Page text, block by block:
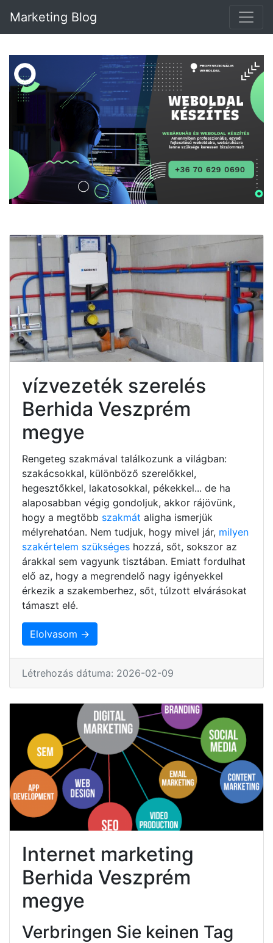
Marketing Blog
vízvezeték szerelés
Berhida Veszprém
megye
Rengeteg szakmával találkozunk a világban:
szakácsokkal, különböző szerelőkkel,
hegesztőkkel, lakatosokkal, pékekkel... de ha
alaposabban végig gondoljuk, akkor rájövünk,
hogy a megtöbb szakmát aligha ismerjük
mélyrehatóan. Nem tudjuk, hogy mivel jár, milyen
szakértelem szükséges hozzá, sőt, sokszor az
árakkal sem vagyunk tisztában. Emiatt fordulhat
elő az, hogy a megrendelő nagy igényekkel
érkezik a szakemberhez, sőt, túlzott elvárásokat
támaszt elé.
Elolvasom →
Létrehozás dátuma: 2026-02-09
Internet marketing
Berhida Veszprém
megye
Verbringen Sie keinen Tag